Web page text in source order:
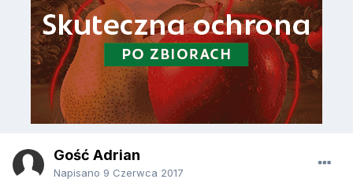
Gość Adrian
Napisano 9 Czerwca 2017